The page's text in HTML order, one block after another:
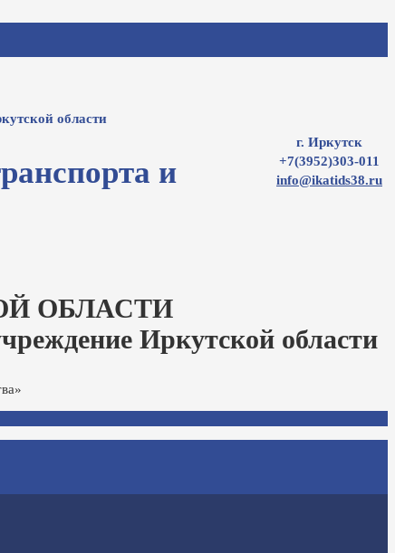
области
и
г. Иркутск
+7(3952)303-011
info@ikatids38.ru
ОБЛАСТИ
Иркутской области